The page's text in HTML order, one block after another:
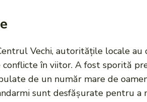
Vechi, autoritățile locale
în viitor. A fost sporită
de un număr mare de
sunt desfășurate pentru a